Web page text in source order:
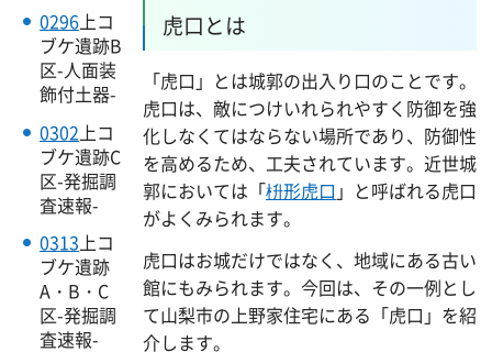
0296上コ
ブケ遺跡B
区-人面装
飾付土器-
0302 上コ
ブケ遺跡C
区-発掘調
査速報-
0313上コ
ブケ遺跡
A・B・C
区-発掘調
査速報-
虎口とは
「虎口」とは城郭の出入り口のことです。
虎口は、敵につけいれられやすく防御を強
化しなくてはならない場所であり、防御性
を高めるため、工夫されています。近世城
郭においては「枡形虎口 」と呼ばれる虎口
がよくみられます。
虎口はお城だけではなく、地域にある古い
館にもみられます。今回は、その一例とし
て山梨市の上野家住宅にある「虎口」を紹
介します。